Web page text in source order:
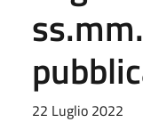
22 Luglio 2022